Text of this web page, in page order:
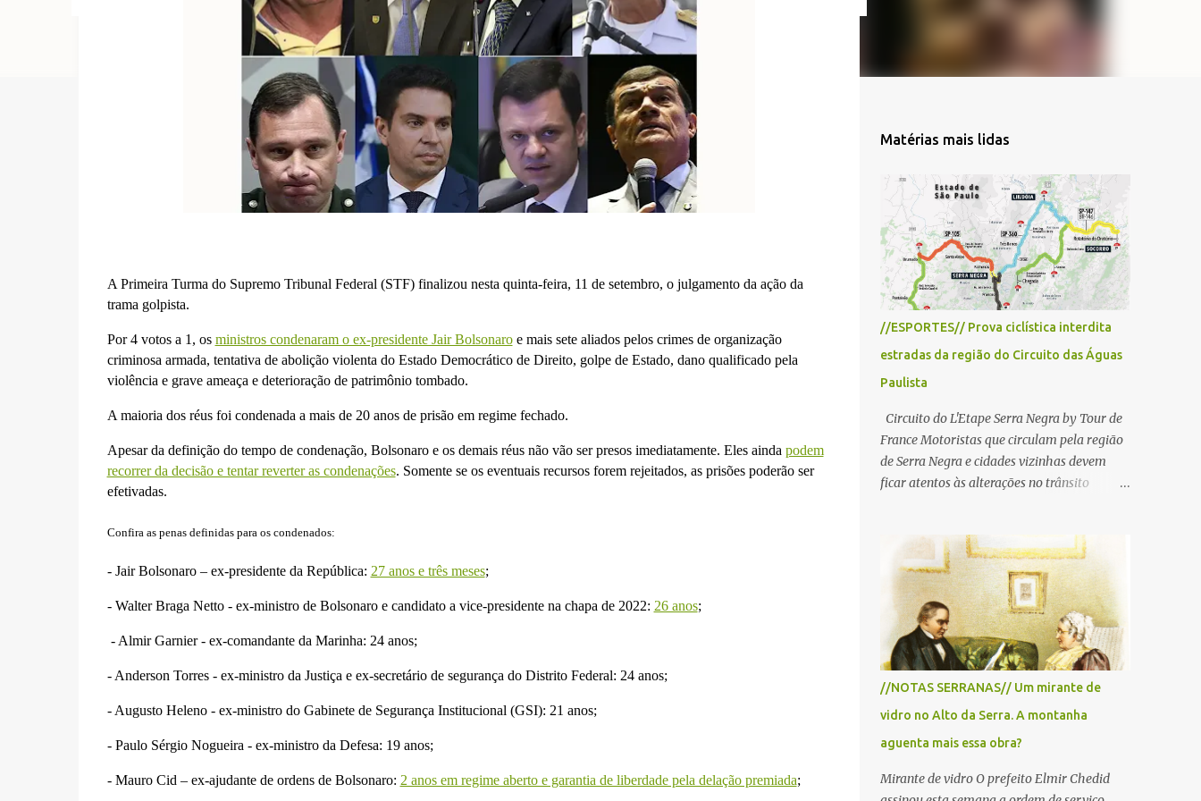
A Primeira Turma do Supremo Tribunal Federal (STF) finalizou nesta quinta-feira, 11 de setembro, o julgamento da ação da
trama golpista.
Por 4 votos a 1, os ministros condenaram o ex-presidente Jair Bolsonaroe mais sete aliados pelos crimes de organização
criminosa armada, tentativa de abolição violenta do Estado Democrático de Direito, golpe de Estado, dano qualificado pela
violência e grave ameaça e deterioração de patrimônio tombado.
A maioria dos réus foi condenada a mais de 20 anos de prisão em regime fechado.
Apesar da definição do tempo de condenação, Bolsonaro e os demais réus não vão ser presos imediatamente. Eles ainda podem
recorrer da decisão e tentar reverter as condenações. Somente se os eventuais recursos forem rejeitados, as prisões poderão ser
efetivadas.
Confira as penas definidas para os condenados:
- Jair Bolsonaro – ex-presidente da República: 27 anos e três meses;
- Walter Braga Netto - ex-ministro de Bolsonaro e candidato a vice-presidente na chapa de 2022: 26 anos;
- Almir Garnier - ex-comandante da Marinha: 24 anos;
- Anderson Torres - ex-ministro da Justiça e ex-secretário de segurança do Distrito Federal: 24 anos;
- Augusto Heleno - ex-ministro do Gabinete de Segurança Institucional (GSI): 21 anos;
- Paulo Sérgio Nogueira - ex-ministro da Defesa: 19 anos;
- Mauro Cid – ex-ajudante de ordens de Bolsonaro: 2 anos em regime aberto e garantia de liberdade pela delação premiada;
Matérias mais lidas
//ESPORTES// Prova ciclística interdita
estradas da região do Circuito das Águas
Paulista
Circuito do L'Etape Serra Negra by Tour de
France Motoristas que circulam pela região
de Serra Negra e cidades vizinhas devem
ficar atentos às alterações no trânsito
realização do L'Étape Serra Negra by Tour
de France presented by Nubank.
Considerado o principal circuito de ciclismo
amador da América Latina, o evento reunirá
atletas de diferentes regiões do país e terá
percursos passando pelos municípios de
Serra Negra, Amparo, Monte Alegre do Sul,
Lindoia e Socorro. Para garantir a segurança
dos participantes e do público, diversos
trechos de rodovias e estradas da região
longo da prova. A largada será na Rua
//NOTAS SERRANAS// Um mirante de
vidro no Alto da Serra. A montanha
aguenta mais essa obra?
Mirante de vidro O prefeito Elmir Chedid